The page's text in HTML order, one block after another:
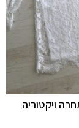
ויקטוריה